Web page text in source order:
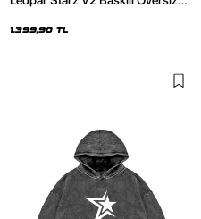
Hoodie
1.399,90 TL